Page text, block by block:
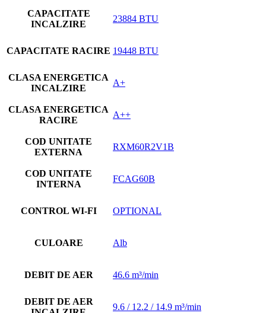
CAPACITATE
INCALZIRE
23884 BTU
CAPACITATE RACIRE 19448 BTU
CLASA ENERGETICA
INCALZIRE
A+
CLASA ENERGETICA
RACIRE
A++
COD UNITATE
EXTERNA
RXM60R2V1B
COD UNITATE
INTERNA
FCAG60B
CONTROL WI-FI OPTIONAL
CULOARE Alb
DEBIT DE AER 46.6 m³/min
DEBIT DE AER
9.6 / 12.2 / 14.9 m³/min